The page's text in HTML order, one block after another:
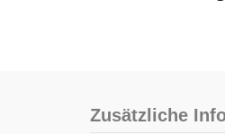
Zusätzliche